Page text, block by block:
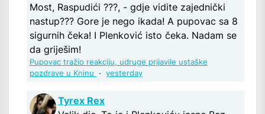
Most, Raspudići ???, - gdje vidite zajednički
nastup??? Gore je nego ikada! A pupovac sa 8
sigurnih čeka! I Plenković isto čeka. Nadam se
da griješim!
Pupovac tražio reakciju, udruge prijavile ustaške
pozdrave u Kninu
· yesterday
Tyrex Rex